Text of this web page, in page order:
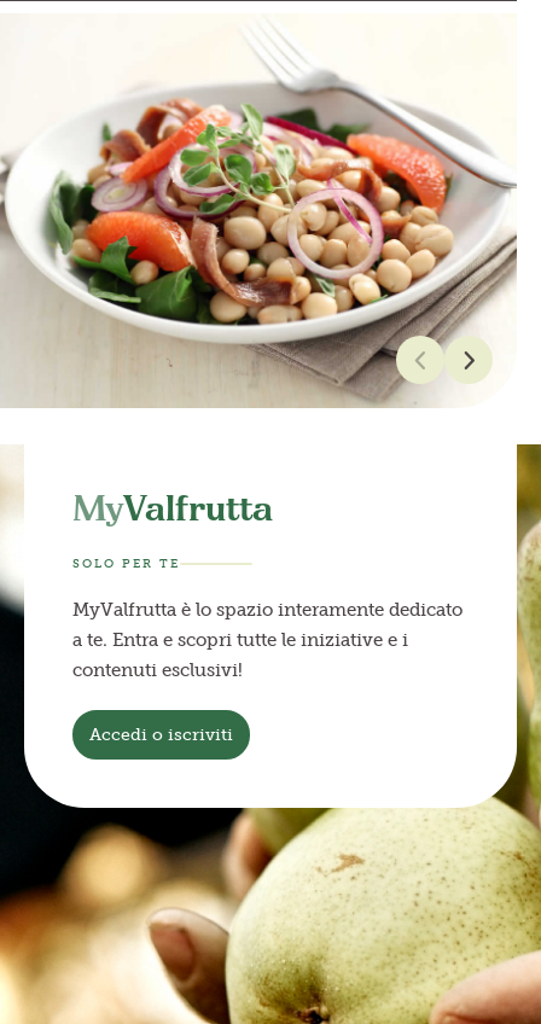
MyValfrutta
SOLO PER TE
MyValfrutta è lo spazio interamente dedicato
a te. Entra e scopri tutte le iniziative e i
contenuti esclusivi!
Accedi o iscriviti